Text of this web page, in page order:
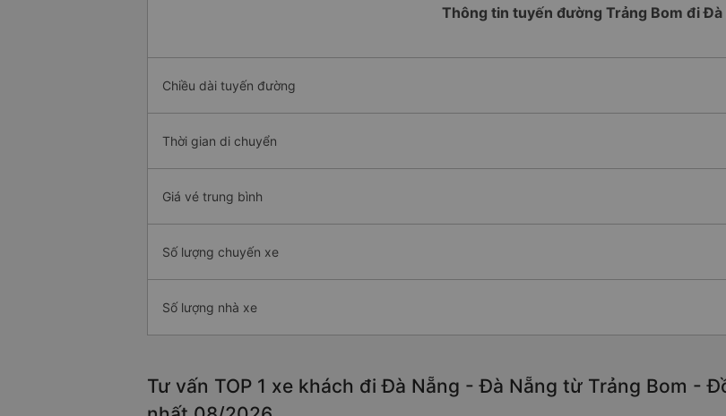
Thông tin tuyến đường Trảng Bom đi Đà
Chiều dài tuyến đường
Thời gian di chuyển
Giá vé trung bình
Số lượng chuyến xe
Số lượng nhà xe
Tư vấn TOP 1 xe khách đi Đà Nẵng - Đà Nẵng từ Trảng Bom -